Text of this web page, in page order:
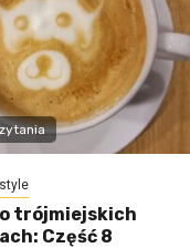
trójmiejskich
Część 8